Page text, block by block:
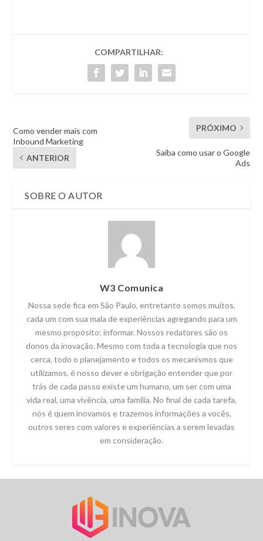
COMPARTILHAR:
Como vender mais com
Inbound Marketing
ANTERIOR
PRÓXIMO
Saiba como usar o Google
Ads
SOBRE O AUTOR
W3 Comunica
Nossa sede fica em São Paulo, entretanto somos muitos,
cada um com sua mala de experiências agregando para um
mesmo propósito: informar. Nossos redatores são os
donos da inovação. Mesmo com toda a tecnologia que nos
cerca, todo o planejamento e todos os mecanismos que
utilizamos, é nosso dever e obrigação entender que por
trás de cada passo existe um humano, um ser com uma
vida real, uma vivência, uma família. No final de cada tarefa,
nós é quem inovamos e trazemos informações a vocês,
outros seres com valores e experiências a serem levadas
em consideração.